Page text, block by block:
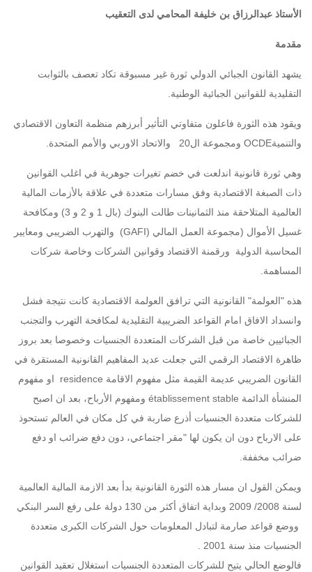
الأستاذ عبدالرزاق بن خليفة المحامي لدى التعقيب
مقدمة
يشهد القانون الجبائي الدولي ثورة غير مسبوقة تكاد تعصف بالثوابت
التقليدية للقوانين الجبائية الوطنية.
ويقود هذه الثورة فاعلون متفاوتي التأثير أبرزهم منظمة التعاون الاقتصادي
والتنميةOCDE ومجموعة ال20 والاتحاد الاوربي والأمم المتحدة.
وهي ثورة قانونية اندلعت في خضم تغيرات جوهرية في اغلب القوانين
ذات الصبغة الاقتصادية وفق مسارات متعددة في علاقة بالأزمات المالية
العالمية المتلاحقة منذ الثمانينات طالت البنوك (بال 1 و 2 و 3) ومكافحة
غسيل الأموال (مجموعة العمل المالي (GAFI) والتهرب الضريبي ومعايير
المحاسبة الدولية ورقمنة الاقتصاد وقوانين الشركات وخاصة شركات
المساهمة.
هذه "العولمة" القانونية التي ترافق العولمة الاقتصادية كانت نتيجة فشل
وانسداد الافاق امام القواعد الضريبية التقليدية لمكافحة التهرب والتجنب
الجبائيين خاصة من قبل الشركات المتعددة الجنسيات وخصوصا بعد بروز
ظاهرة الاقتصاد الرقمي التي جعلت عديد المفاهيم القانونية المستقرة في
القانون الضريبي عديمة القيمة مثل مفهوم الاقامة residence او مفهوم
المنشأة الدائمة établissement stable ومفهوم الأرباح، بعد ان اصبح
للشركات متعددة الجنسيات أذرع ضاربة في كل مكان في العالم تستحوذ
على الارباح دون ان يكون لها "مقر اجتماعي، دون دفع ضرائب او دفع
ضرائب مخففة.
ويمكن القول ان مسار هذه الثورة القانونية بدأ بعد الازمة المالية العالمية
لسنة 2008/ 2009 وبداية اتفاق أكثر من 130 دولة على رفع السر البنكي
ووضع قواعد صارمة لتبادل المعلومات حول الشركات الكبرى متعددة
الجنسيات منذ سنة 2001 .
فالوضع الحالي يتيح للشركات المتعددة الجنسيات استغلال تعقيد القوانين